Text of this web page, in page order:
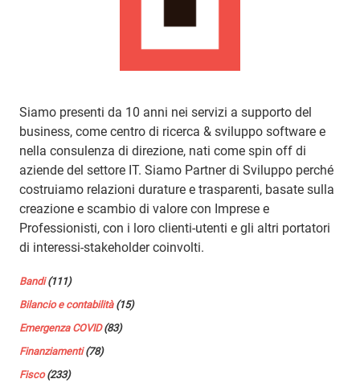
Siamo presenti da 10 anni nei servizi a supporto del
business, come centro di ricerca & sviluppo software e
nella consulenza di direzione, nati come spin off di
aziende del settore IT. Siamo Partner di Sviluppo perché
costruiamo relazioni durature e trasparenti, basate sulla
creazione e scambio di valore con Imprese e
Professionisti, con i loro clienti-utenti e gli altri portatori
di interessi-stakeholder coinvolti.
Bandi(111)
Bilancio e contabilità(15)
Emergenza COVID(83)
Finanziamenti(78)
Fisco(233)